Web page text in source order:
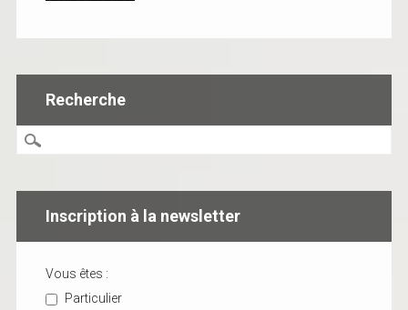
Recherche
Inscription à la newsletter
Vous êtes :
Particulier